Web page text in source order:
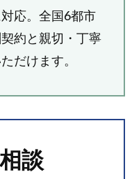
応。全国6都市
約と親切・丁寧
だけます。
談